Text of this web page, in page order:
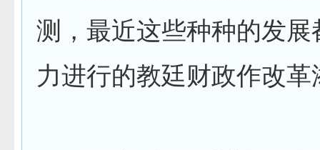
测，最近这些种种的发展
力进行的教廷财政作改